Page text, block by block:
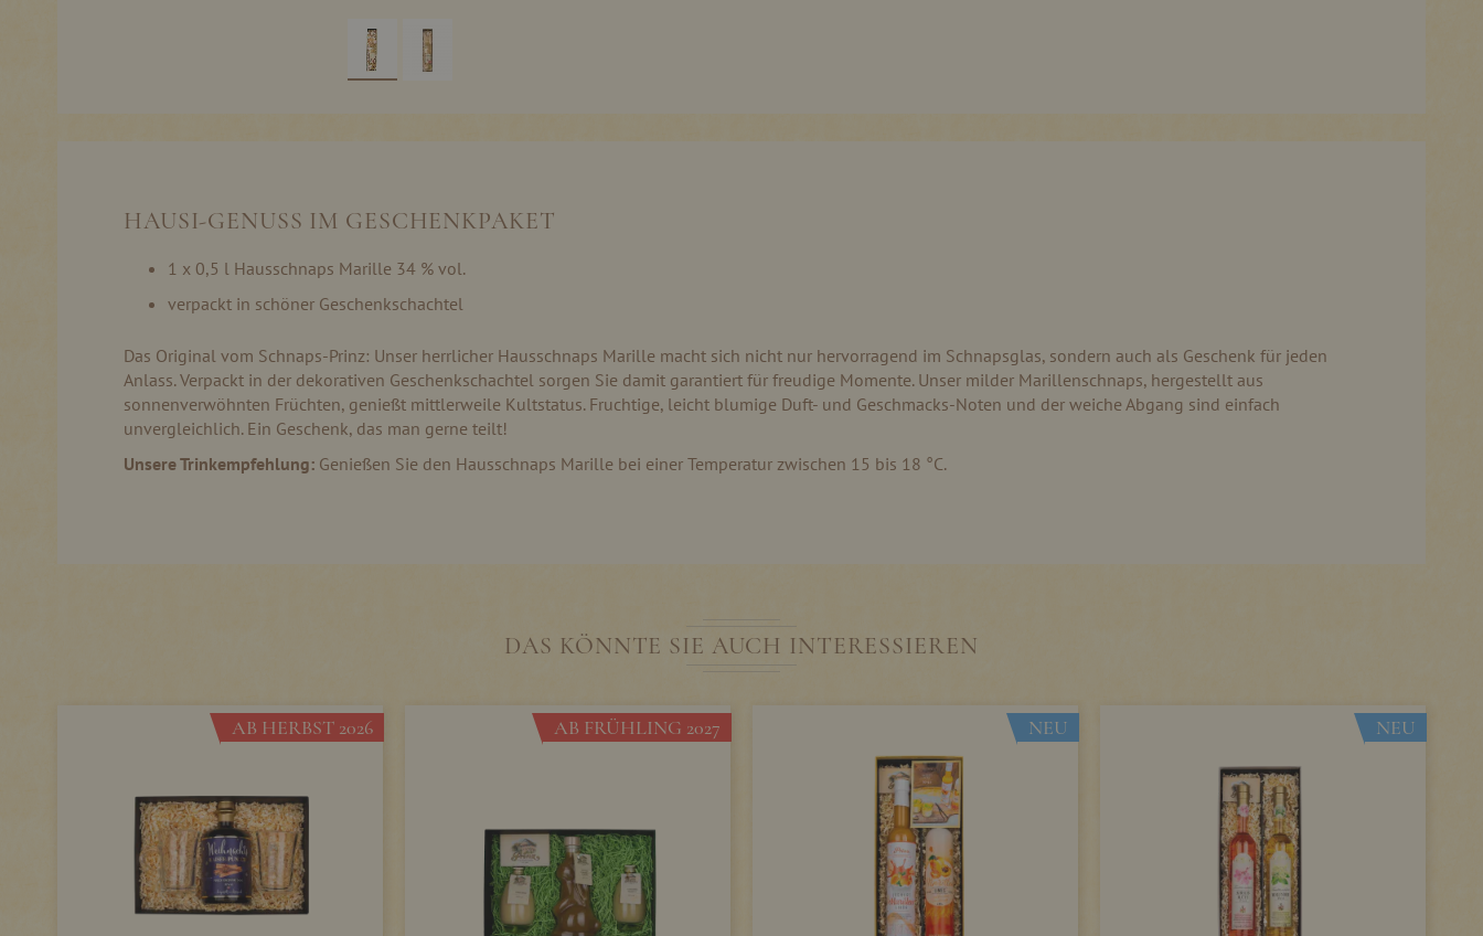
HAUSI-GENUSS IM GESCHENKPAKET
1 x 0,5 l Hausschnaps Marille 34 % vol.
verpackt in schöner Geschenkschachtel
Das Original vom Schnaps-Prinz: Unser herrlicher Hausschnaps Marille macht sich nicht nur hervorragend im Schnapsglas, sondern auch als Geschenk für jeden
Anlass. Verpackt in der dekorativen Geschenkschachtel sorgen Sie damit garantiert für freudige Momente. Unser milder Marillenschnaps, hergestellt aus
sonnenverwöhnten Früchten, genießt mittlerweile Kultstatus. Fruchtige, leicht blumige Duft- und Geschmacks-Noten und der weiche Abgang sind einfach
unvergleichlich. Ein Geschenk, das man gerne teilt!
Unsere Trinkempfehlung: Genießen Sie den Hausschnaps Marille bei einer Temperatur zwischen 15 bis 18 °C.
DAS KÖNNTE SIE AUCH INTERESSIEREN
AB HERBST 2026 AB FRÜHLING 2027 NEU NEU